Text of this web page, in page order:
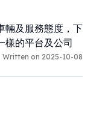
輛及服務態度，下
樣的平台及公司
Written on 2025-10-08